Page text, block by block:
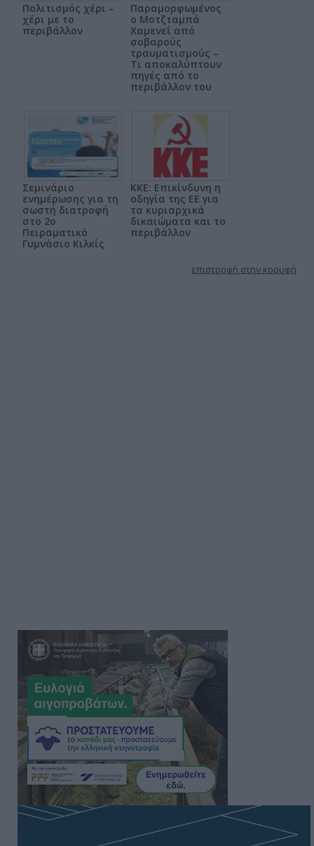
Πολιτισμός χέρι –
χέρι με το
περιβάλλον
Παραμορφωμένος
ο Μοτζταμπά
Χαμενεΐ από
σοβαρούς
τραυματισμούς –
Τι αποκαλύπτουν
πηγές από το
περιβάλλον του
Σεμινάριο
ενημέρωσης για τη
σωστή διατροφή
στο 2ο
Πειραματικό
Γυμνάσιο Κιλκίς
ΚΚΕ: Επικίνδυνη η
οδηγία της ΕΕ για
τα κυριαρχικά
δικαιώματα και το
περιβάλλον
επιστροφή στην κορυφή